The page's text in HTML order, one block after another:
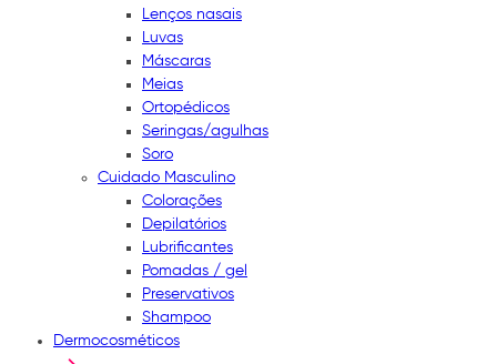
Lenços nasais
Luvas
Máscaras
Meias
Ortopédicos
Seringas/agulhas
Soro
Cuidado Masculino
Colorações
Depilatórios
Lubrificantes
Pomadas / gel
Preservativos
Shampoo
Dermocosméticos